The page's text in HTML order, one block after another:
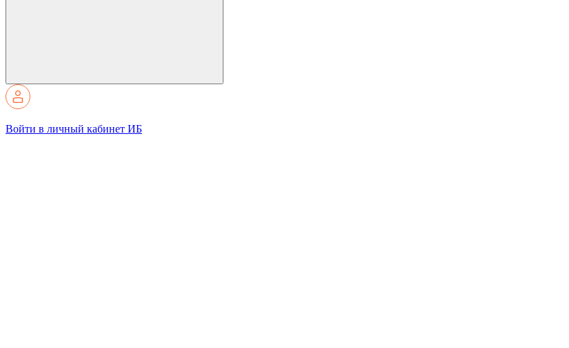
Войти в личный кабинет ИБ